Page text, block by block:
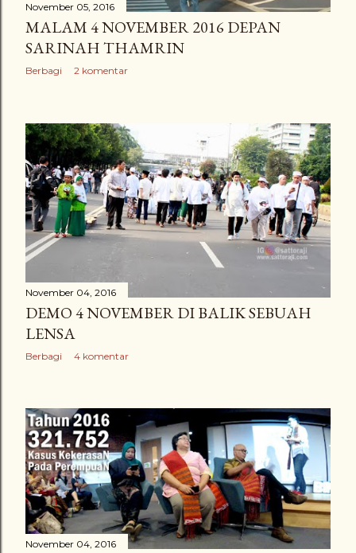
November 05, 2016
MALAM 4 NOVEMBER 2016 DEPAN
SARINAH THAMRIN
Berbagi 2 komentar
November 04, 2016
DEMO 4 NOVEMBER DI BALIK SEBUAH
LENSA
Berbagi 4 komentar
November 04, 2016